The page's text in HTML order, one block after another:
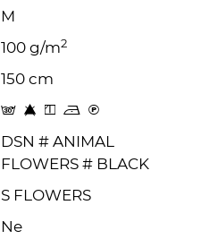
M
100 g/m2
150 cm
s 8 y o C
DSN # ANIMAL
FLOWERS # BLACK
S FLOWERS
Ne